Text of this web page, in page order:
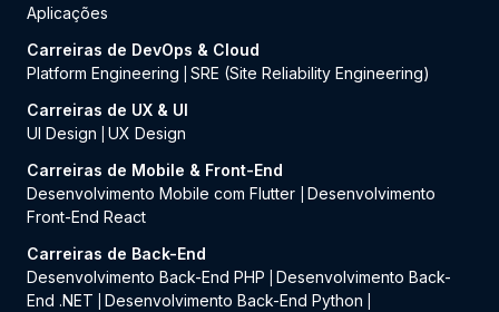
Aplicações
Carreiras de DevOps & Cloud
Platform Engineering
SRE (Site Reliability Engineering)
Carreiras de UX & UI
UI Design
UX Design
Carreiras de Mobile & Front-End
Desenvolvimento Mobile com Flutter
Desenvolvimento
Front-End React
Carreiras de Back-End
Desenvolvimento Back-End PHP
Desenvolvimento Back-
End .NET
Desenvolvimento Back-End Python